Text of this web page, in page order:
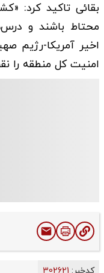
بقائی تاکید کرد:
محتاط باشند و
اخیر آمریکا-رژیم
امنیت کل منطقه را